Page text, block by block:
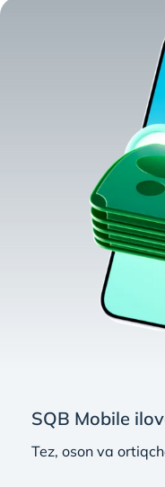
SQB Mobile
Tez, oson va